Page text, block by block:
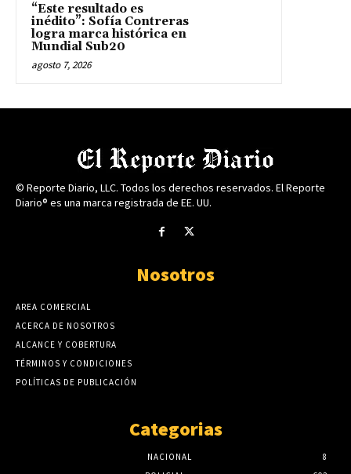
“Este resultado es
inédito”: Sofía Contreras
logra marca histórica en
Mundial Sub20
agosto 7, 2026
© Reporte Diario, LLC. Todos los derechos reservados. El Reporte
Diario® es una marca registrada de EE. UU.
Nosotros
AREA COMERCIAL
ACERCA DE NOSOTROS
ALCANCE Y COBERTURA
TÉRMINOS Y CONDICIONES
POLÍTICAS DE PUBLICACIÓN
Categorias
NACIONAL
8